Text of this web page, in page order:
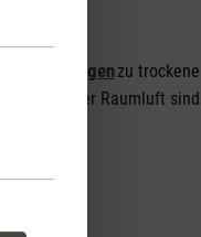
Auswirkungenzu trockene
Raumluft